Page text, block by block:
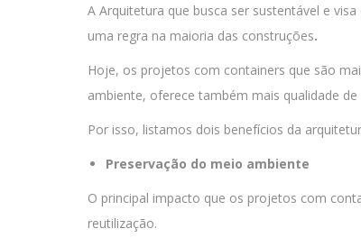
A Arquitetura que busca ser sustentável e
uma regra na maioria das construções.
Hoje, os projetos com containers que são
ambiente, oferece também mais qualidade de
Por isso, listamos dois benefícios da
Preservação do meio ambiente
O principal impacto que os projetos com
reutilização.